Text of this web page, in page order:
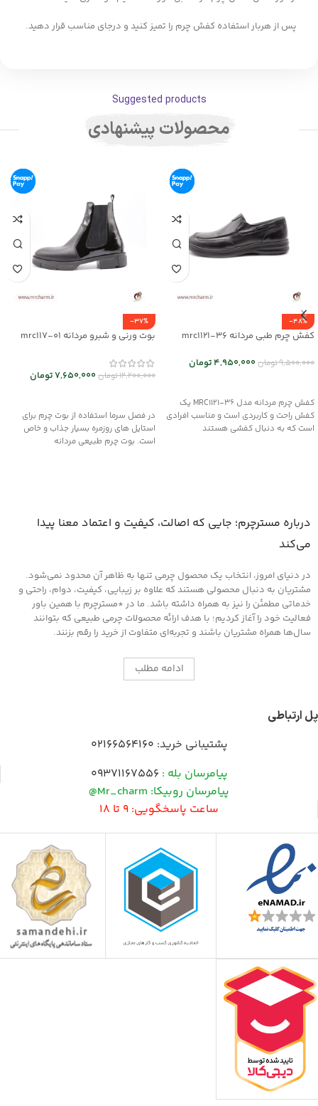
پس از هربار استفاده کفش چرم را تمیز کنید و درجای مناسب قرار دهید.
Suggested products
محصولات پیشنهادی
-48%
کفش چرم طبی مردانه mrc1121-36
9,500,000تومان4,950,000تومان
کفش چرم مردانه مدل MRC1121-36 یک
کفش راحت و کاربردی است و مناسب افرادی
است که به دنبال کفشی هستند
-37%
بوت ورنی و شبرو مردانه mrc117-01
12,200,000تومان7,650,000تومان
در فصل سرما استفاده از بوت چرم برای
استایل های روزمره بسیار جذاب و خاص
است. بوت چرم طبیعی مردانه
درباره مسترچرم؛ جایی که اصالت، کیفیت و اعتماد معنا پیدا
می‌کند
در دنیای امروز، انتخاب یک محصول چرمی تنها به ظاهر آن محدود نمی‌شود.
مشتریان به دنبال محصولی هستند که علاوه بر زیبایی، کیفیت، دوام، راحتی و
خدماتی مطمئن را نیز به همراه داشته باشد. ما در *مسترچرم با همین باور
فعالیت خود را آغاز کردیم؛ با هدف ارائه محصولات چرمی طبیعی که بتوانند
سال‌ها همراه مشتریان باشند و تجربه‌ای متفاوت از خرید را رقم بزنند.
ادامه مطلب
پل ارتباطی
پشتیبانی خرید: 02166564160
پیامرسان بله : 09371167556
پیامرسان روبیکا: Mr_charm@
ساعت پاسخگویی: 9 تا 18